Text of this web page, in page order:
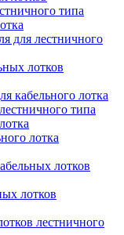
типа
для лестничного
лотков
кабельного лотка
типа
лотка
лотков
лотков
лестничного